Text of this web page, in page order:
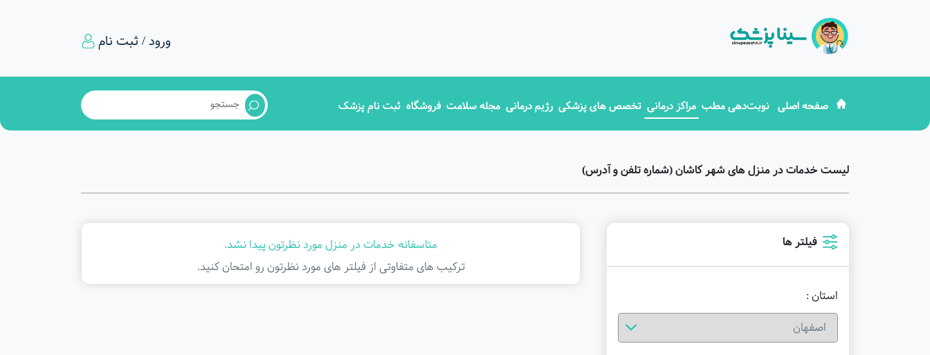
ورود / ثبت نام
صفحه اصلی نوبت‌دهی مطب مراکز درمانی تخصص های پزشکی رژیم درمانی مجله سلامت فروشگاه ثبت نام پزشک
لیست خدمات در منزل های شهر کاشان (شماره تلفن و آدرس)
فیلتر ها
استان :
متاسفانه خدمات در منزل مورد نظرتون پیدا نشد.
ترکیب های متفاوتی از فیلتر ‌های مورد نظرتون رو امتحان کنید.